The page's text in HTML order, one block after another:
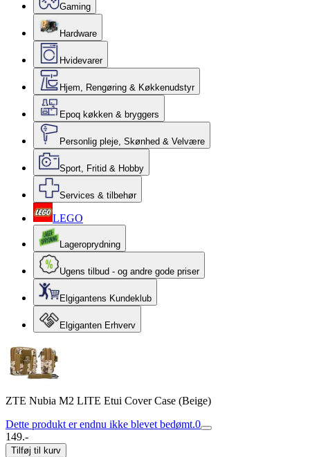
Gaming
Hardware
Hvidevarer
Hjem, Rengøring & Køkkenudstyr
Epoq køkken & bryggers
Personlig pleje, Skønhed & Velvære
Sport, Fritid & Hobby
Services & tilbehør
LEGO
Lageroprydning
Ugens tilbud - og andre gode priser
Elgigantens Kundeklub
Elgiganten Erhverv
ZTE Nubia M2 LITE Etui Cover Case (Beige)
Dette produkt er endnu ikke blevet bedømt.0
149.-
Tilføj til kurv